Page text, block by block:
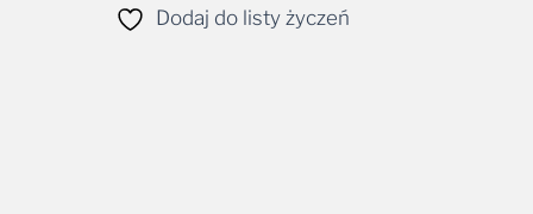
Dodaj do listy życzeń